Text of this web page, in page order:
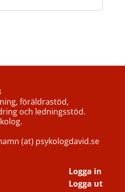
föräldrastöd,
och ledningsstöd.
(at) psykologdavid.se
Logga in
Logga ut